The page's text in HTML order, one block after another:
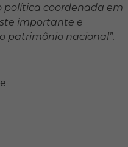
política coordenada em
importante e
patrimônio nacional”.